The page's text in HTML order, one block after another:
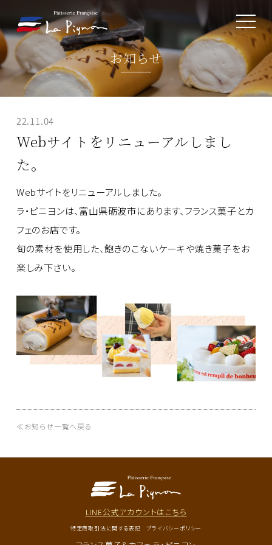
お知らせ
22.11.04
Webサイトをリニューアルしまし
た。
Webサイトをリニューアルしました。
ラ・ピニヨンは、富山県砺波市にあります、フランス菓子とカ
フェのお店です。
旬の素材を使用した、飽きのこないケーキや焼き菓子をお
楽しみ下さい。
≪お知らせ一覧へ戻る
LINE公式アカウントはこちら
特定商取引法に関する表記 プライバシーポリシー